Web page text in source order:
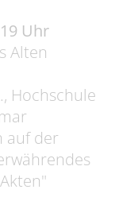
Uhr
Alten
Hochschule
auf der